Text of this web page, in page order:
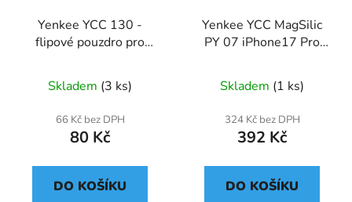
Yenkee YCC 130 -
flipové pouzdro pro
Skladem (3 ks)
66 Kč bez DPH
80 Kč
DO KOŠÍKU
Yenkee YCC MagSilic
PY 07 iPhone17 Pro
Skladem (1 ks)
324 Kč bez DPH
392 Kč
DO KOŠÍKU